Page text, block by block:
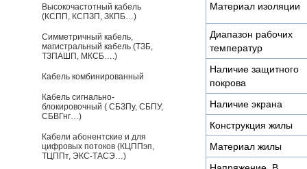
Высокочастотный кабель
(КСПП, КСПЗП, ЗКПБ…)
Симметричный кабель,
магистральный кабель (ТЗБ,
ТЗПАШП, МКСБ….)
Кабель комбинированный
Кабель сигнально-
блокировочный ( СБЗПу, СБПУ,
СБВГнг…)
Кабели абонентские и для
цифровых потоков (КЦППэп,
ТЦППт, ЭКС-ТАСЭ…)
Материал изоляции
Диапазон рабочих
температур
Наличие защитного
покрова
Наличие экрана
Конструкция жилы
Материал жилы